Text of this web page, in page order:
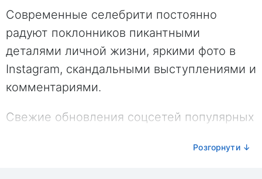
Современные селебрити постоянно
радуют поклонников пикантными
деталями личной жизни, яркими фото в
Instagram, скандальными выступлениями и
комментариями.
Свежие обновления соцсетей популярных
и сплетни о звездах - в нашей лентеРозгорнути ↓